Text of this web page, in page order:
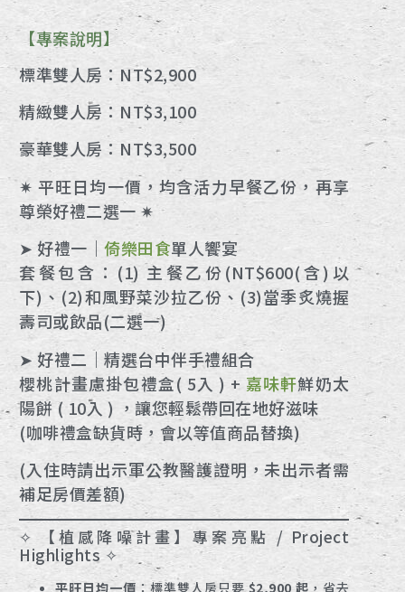
【專案說明】
標準雙人房：NT$2,900
精緻雙人房：NT$3,100
豪華雙人房：NT$3,500
✷ 平旺日均一價，均含活力早餐乙份，再享
尊榮好禮二選一 ✷
➤ 好禮一｜倚樂田食單人饗宴
套餐包含：(1) 主餐乙份(NT$600(含)以
下)、(2)和風野菜沙拉乙份、(3)當季炙燒握
壽司或飲品(二選一)
➤ 好禮二｜精選台中伴手禮組合
櫻桃計畫慮掛包禮盒( 5入 ) + 嘉味軒鮮奶太
陽餅 ( 10入 ) ，讓您輕鬆帶回在地好滋味
(咖啡禮盒缺貨時，會以等值商品替換)
(入住時請出示軍公教醫護證明，未出示者需
補足房價差額)
✧ 【植感降噪計畫】專案亮點 / Project
Highlights ✧
平旺日均一價 ：標準雙人房只要$2,900 起 ，省去